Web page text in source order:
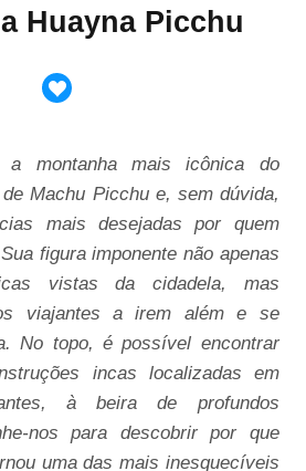
Huayna Picchu
a montanha mais icônica do
Machu Picchu e, sem dúvida,
mais desejadas por quem
figura imponente não apenas
vistas da cidadela, mas
viajantes a irem além e se
No topo, é possível encontrar
incas localizadas em
à beira de profundos
nos para descobrir por que
uma das mais inesquecíveis